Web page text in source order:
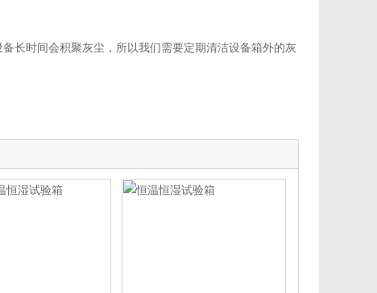
时间会积聚灰尘，所以我们需要定期清洁设备箱外的灰